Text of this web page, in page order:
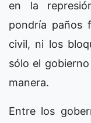
en la
pondría paños
civil, ni los
sólo el
manera.
Entre los